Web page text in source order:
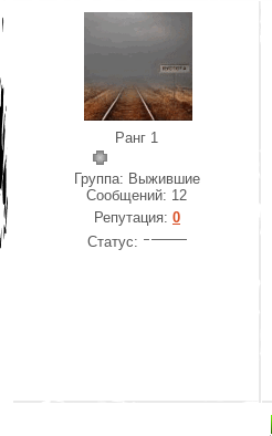
Ранг 1
Группа: Выжившие
Сообщений: 12
Репутация: 0
Статус: